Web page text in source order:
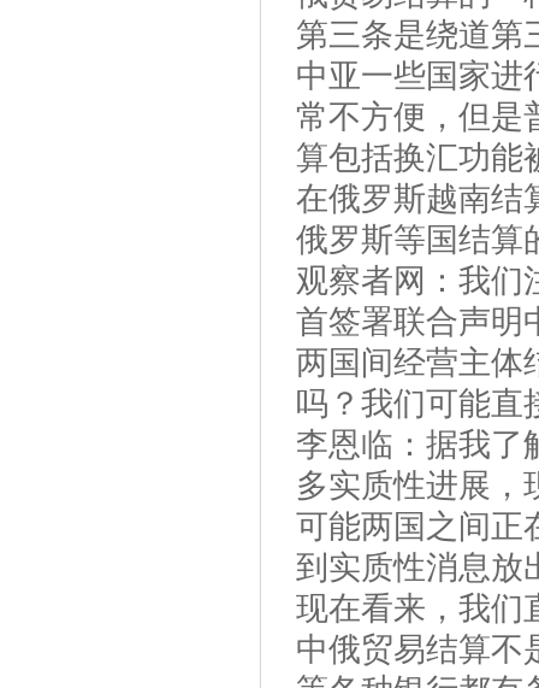
第三条是绕道第
中亚一些国家进
常不方便，但是
算包括换汇功能
在俄罗斯越南结
俄罗斯等国结算
观察者网：我们
首签署联合声明
两国间经营主体
吗？我们可能直
李恩临：据我了
多实质性进展，
可能两国之间正
到实质性消息放
现在看来，我们
中俄贸易结算不